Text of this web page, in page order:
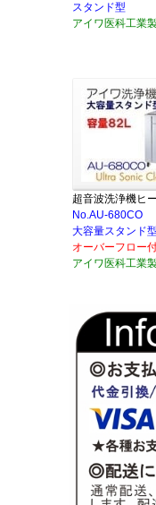
スタンド型
アイワ医科工業
超音波洗浄機ヒ
No.AU-680CO
大容量スタンド
オーバーフロー
アイワ医科工業